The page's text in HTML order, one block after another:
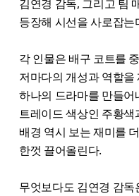
김연경 감독, 그리고 팀
등장해 시선을 사로잡는
각 인물은 배구 코트를
저마다의 개성과 역할
하나의 드라마를 만들어
트레이드 색상인 주황
배경 역시 보는 재미를
한껏 끌어올린다.
무엇보다도 김연경 감